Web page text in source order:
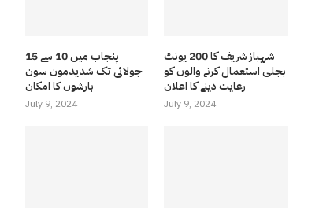
پنجاب میں 10 سے 15
جولائی تک شدیدمون سون
بارشوں کا امکان
July 9, 2024
شہباز شریف کا 200 یونٹ
بجلی استعمال کرنے والوں کو
رعایت دینے کا اعلان
July 9, 2024